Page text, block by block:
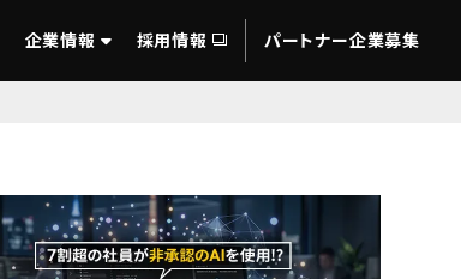
企業情報 採用情報 パートナー企業募集